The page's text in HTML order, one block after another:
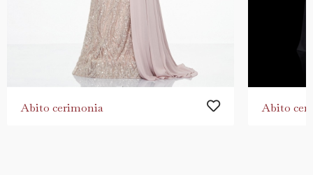
Abito cerimonia Abito